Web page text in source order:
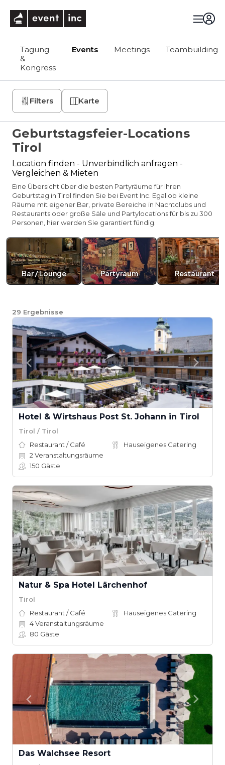
Tagung
&
Kongress
Events Meetings Teambuilding
Filters Karte
Geburtstagsfeier-Locations
Tirol
Location finden - Unverbindlich anfragen -
Vergleichen & Mieten
Eine Übersicht über die besten Partyräume für Ihren
Geburtstag in Tirol finden Sie bei Event Inc. Egal ob kleine
Räume mit eigener Bar, private Bereiche in Nachtclubs und
Restaurants oder große Säle und Partylocations für bis zu 300
Personen, hier werden Sie garantiert fündig.
Bar / Lounge Partyraum Restaurant
29 Ergebnisse
Hotel & Wirtshaus Post St. Johann in Tirol
Tirol / Tirol
Restaurant / Café
Hauseigenes Catering
2 Veranstaltungsräume
150 Gäste
Natur & Spa Hotel Lärchenhof
Tirol
Restaurant / Café
Hauseigenes Catering
4Veranstaltungsräume
80 Gäste
Das Walchsee Resort